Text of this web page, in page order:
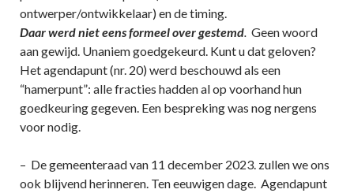
ontwerper/ontwikkelaar) en de timing.
Daar werd niet eens formeel over gestemd. Geen woord
aan gewijd. Unaniem goedgekeurd. Kunt u dat geloven?
Het agendapunt (nr. 20) werd beschouwd als een
“hamerpunt”: alle fracties hadden al op voorhand hun
goedkeuring gegeven. Een bespreking was nog nergens
voor nodig.
– De gemeenteraad van 11 december 2023. zullen we ons
ook blijvend herinneren. Ten eeuwigen dage. Agendapunt